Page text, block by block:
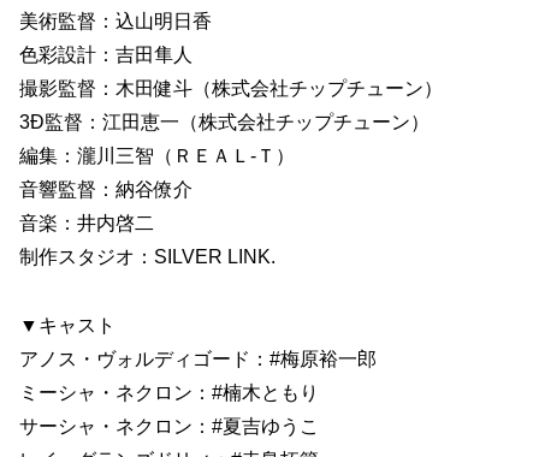
美術監督：込山明日香
色彩設計：吉田隼人
撮影監督：木田健斗（株式会社チップチューン）
3Ð監督：江田恵一（株式会社チップチューン）
編集：瀧川三智（ＲＥＡＬ-Ｔ）
音響監督：納谷僚介
音楽：井内啓二
制作スタジオ：SILVER LINK.
▼キャスト
アノス・ヴォルディゴード：#梅原裕一郎
ミーシャ・ネクロン：#楠木ともり
サーシャ・ネクロン：#夏吉ゆうこ